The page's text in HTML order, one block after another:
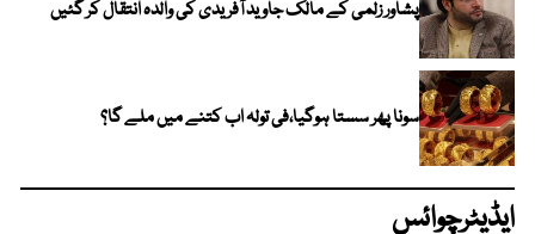
پشاور زلمی کے مالک جاوید آفریدی کی والدہ انتقال کر گئیں
سونا پھر سستا ہوگیا،فی تولہ اب کتنے میں ملے گا؟
ایڈیٹرچوائس